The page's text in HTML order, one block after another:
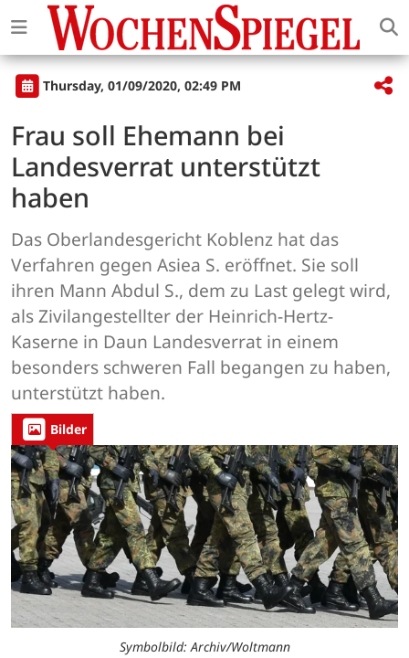
Thursday, 01/09/2020, 02:49 PM
Frau soll Ehemann bei
Landesverrat unterstützt
haben
Das Oberlandesgericht Koblenz hat das
Verfahren gegen Asiea S. eröffnet. Sie soll
ihren Mann Abdul S., dem zu Last gelegt wird,
als Zivilangestellter der Heinrich-Hertz-
Kaserne in Daun Landesverrat in einem
besonders schweren Fall begangen zu haben,
unterstützt haben.
Bilder
Symbolbild: Archiv/Woltmann